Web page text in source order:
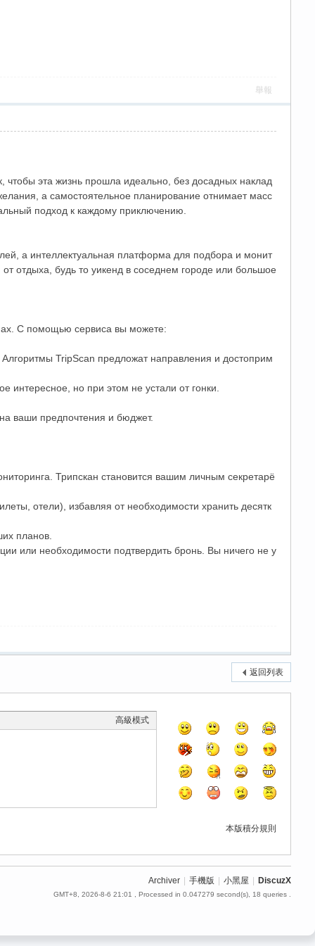
舉報
эта жизнь прошла идеально, без досадных наклад
а самостоятельное планирование отнимает масс
подход к каждому приключению.
а интеллектуальная платформа для подбора и монит
отдыха, будь то уикенд в соседнем городе или большое
С помощью сервиса вы можете:
TripScan предложат направления и достоприм
интересное, но при этом не устали от гонки.
ваши предпочтения и бюджет.
Трипскан становится вашим личным секретарё
отели), избавляя от необходимости хранить десятк
планов.
или необходимости подтвердить бронь. Вы ничего не у
返回列表
高級模式
本版積分規則
Archiver 手機版 小黑屋 DiscuzX
GMT+8, 2026-8-6 21:01 , Processed in 0.047279 second(s), 18 queries .